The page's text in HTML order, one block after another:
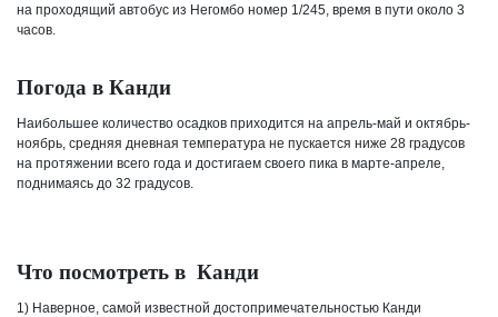
на проходящий автобус из Негомбо номер 1/245, время в пути около 3
часов.
Погода в Канди
Наибольшее количество осадков приходится на апрель-май и октябрь-
ноябрь, средняя дневная температура не пускается ниже 28 градусов
на протяжении всего года и достигаем своего пика в марте-апреле,
поднимаясь до 32 градусов.
Что посмотреть в Канди
1) Наверное, самой известной достопримечательностью Канди